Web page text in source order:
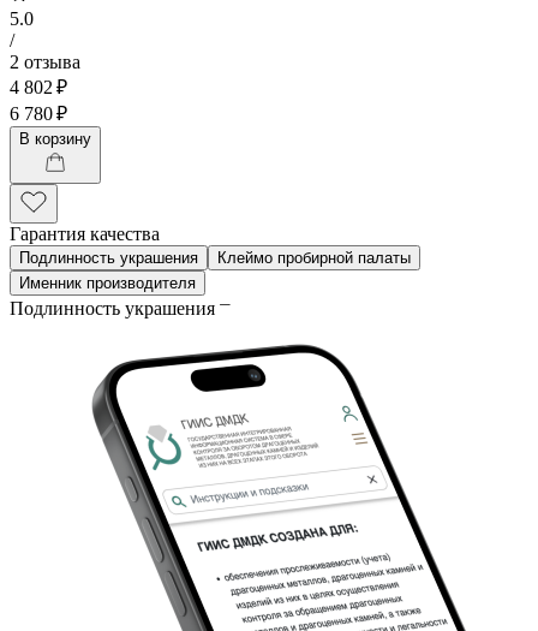
5.0
/
2 отзыва
4 802 ₽
6 780 ₽
В корзину
Гарантия качества
Подлинность украшения
Клеймо пробирной палаты
Именник производителя
Подлинность украшения